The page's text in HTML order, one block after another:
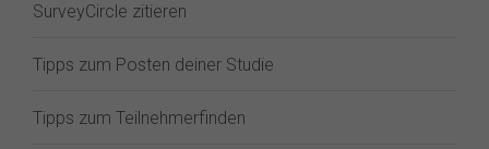
SurveyCircle zitieren
Tipps zum Posten deiner Studie
Tipps zum Teilnehmerfinden